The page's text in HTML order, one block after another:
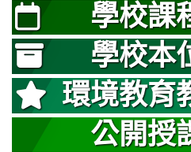
學校課
學校本
環境教育
公開授